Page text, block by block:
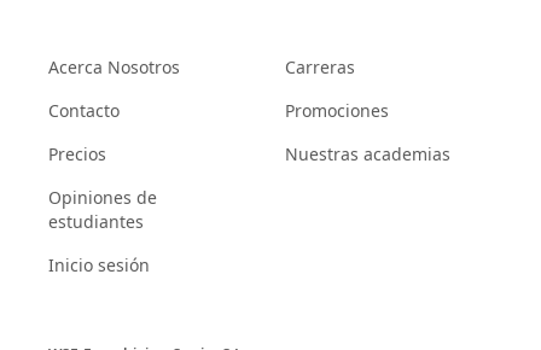
Acerca Nosotros
Contacto
Precios
Opiniones de
estudiantes
Inicio sesión
Carreras
Promociones
Nuestras academias